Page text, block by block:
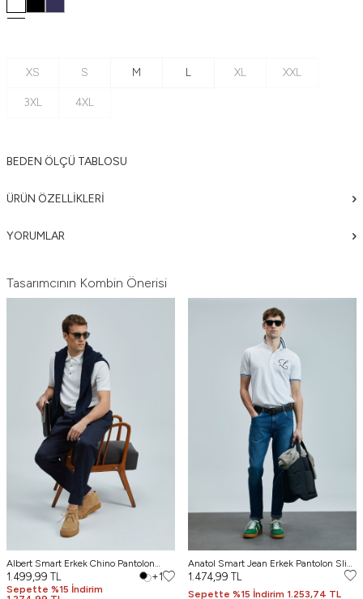
XS S M L XL XXL
3XL 4XL
BEDEN ÖLÇÜ TABLOSU
ÜRÜN ÖZELLIKLERI
YORUMLAR
Tasarımcının Kombin Önerisi
Albert Smart Erkek Chino Pantolon
Comfort Pileli Lacivert
1.499,99 TL
Sepette %15 İndirim
+1
Anatol Smart Jean Erkek Pantolon Slim
Fit Mavi
1.474,99 TL
Sepette %15 İndirim 1.253,74 TL